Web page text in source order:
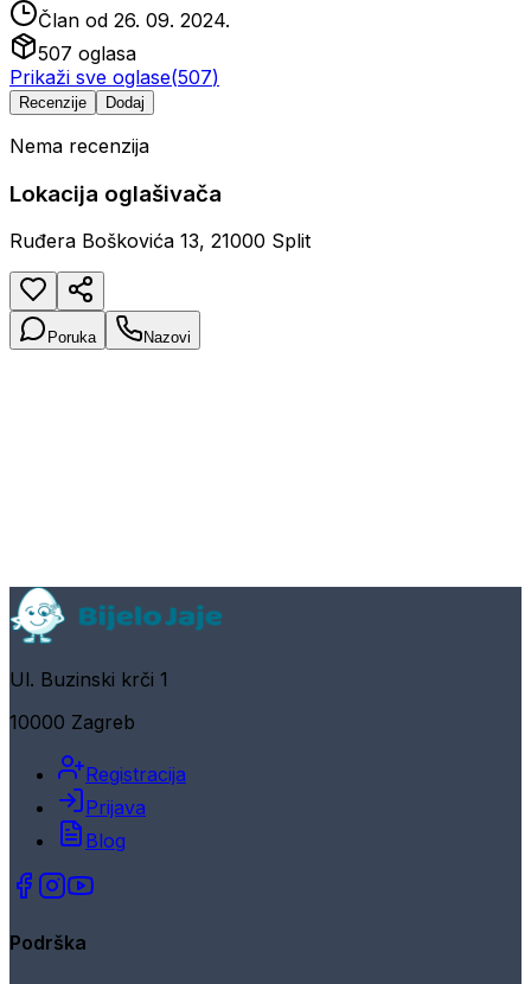
Član od 26. 09. 2024.
507 oglasa
Prikaži sve oglase(507)
Recenzije Dodaj
Nema recenzija
Lokacija oglašivača
Ruđera Boškovića 13, 21000 Split
Poruka Nazovi
Ul. Buzinski krči 1
10000 Zagreb
Registracija
Prijava
Blog
Podrška